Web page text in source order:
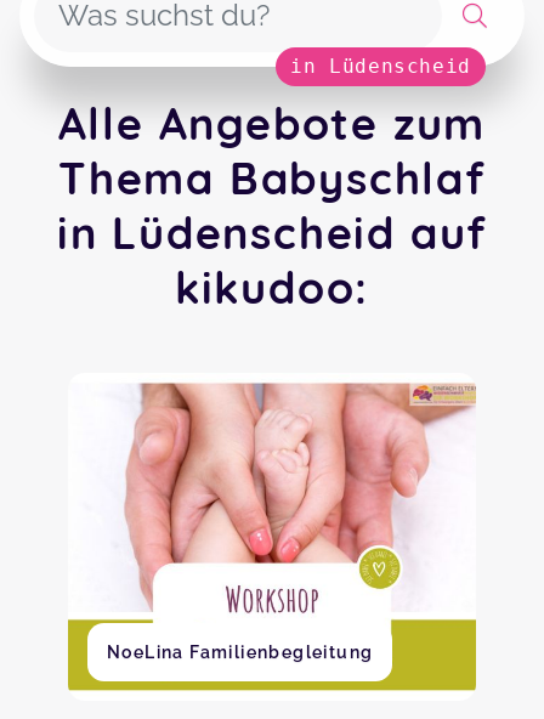
in Lüdenscheid
Alle Angebote zum
Thema Babyschlaf
in Lüdenscheid auf
kikudoo:
NoeLina Familienbegleitung